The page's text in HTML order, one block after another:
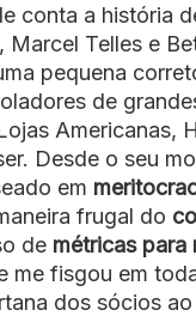
conta a história
Marcel Telles e
pequena
de
Americanas,
Desde o seu
em
frugal do
de métricas para
me fisgou em
dos sócios